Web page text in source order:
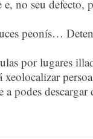
no seu defecto,
peonís…
por lugares
a podes